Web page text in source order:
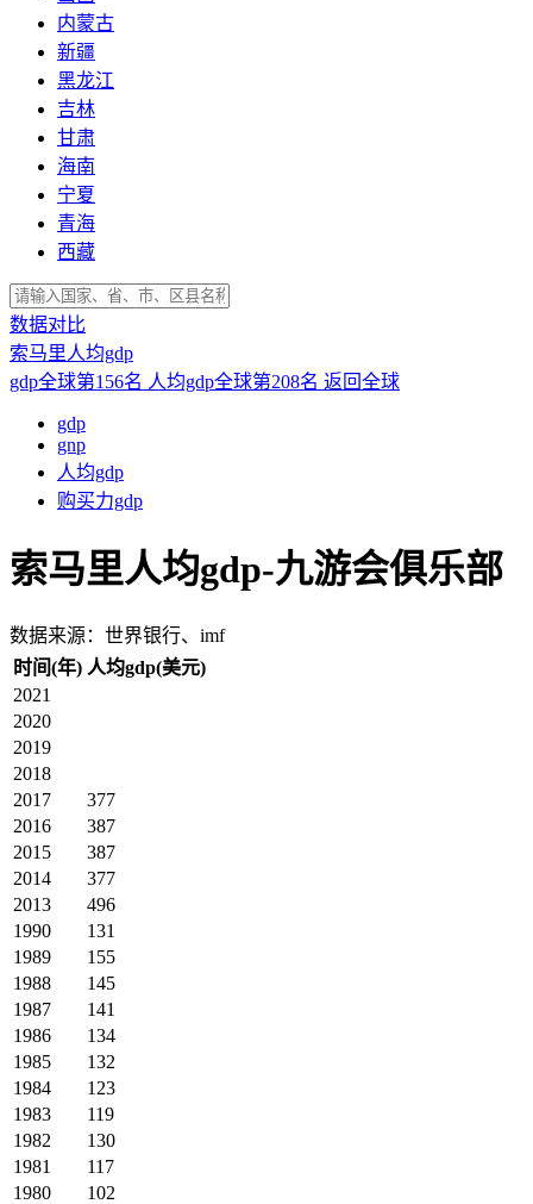
内蒙古
新疆
黑龙江
吉林
甘肃
海南
宁夏
青海
西藏
数据对比
索马里人均gdp
gdp全球第156名 人均gdp全球第208名 返回全球
gdp
gnp
人均gdp
购买力gdp
索马里人均gdp-九游会俱乐部
数据来源：世界银行、imf
时间(年) 人均gdp(美元)
2021
2020
2019
2018
2017
377
2016
387
2015
387
2014
377
2013
496
1990
131
1989
155
1988
145
1987
141
1986
134
1985
132
1984
123
1983
119
1982
130
1981
117
1980
102